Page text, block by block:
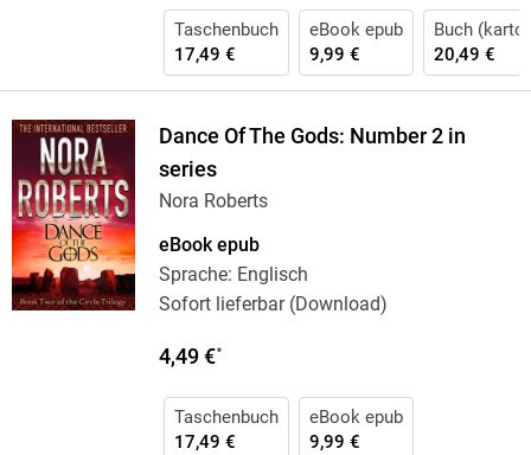
Taschenbuch
17,49 €
eBook epub
9,99 €
Buch
20,49 €
Dance Of The Gods: Number 2 in
series
Nora Roberts
eBook epub
Sprache: Englisch
Sofort lieferbar (Download)
4,49 €*
Taschenbuch
17,49 €
eBook epub
9,99 €